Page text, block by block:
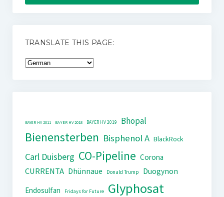
TRANSLATE THIS PAGE:
BAYER HV 2011 BAYER HV 2018 BAYER HV 2019 Bhopal
Bienensterben Bisphenol A BlackRock
Carl Duisberg CO-Pipeline Corona
CURRENTA Dhünnaue Donald Trump
Duogynon
Endosulfan
Fridays for Future Glyphosat